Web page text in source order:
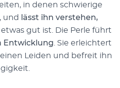
in denen schwierige
und
lässt ihn verstehen,
gut ist. Die Perle führt
Entwicklung . Sie erleichtert
Leiden und befreit ihn